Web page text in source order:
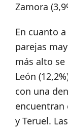
Zamora
En cuanto
parejas
más alto se
León
con una
encuentran
y Teruel.